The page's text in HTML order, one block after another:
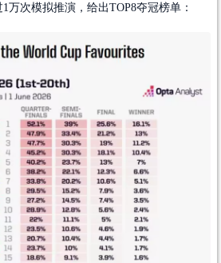
万次模拟推演，给出TOP8夺冠榜单：